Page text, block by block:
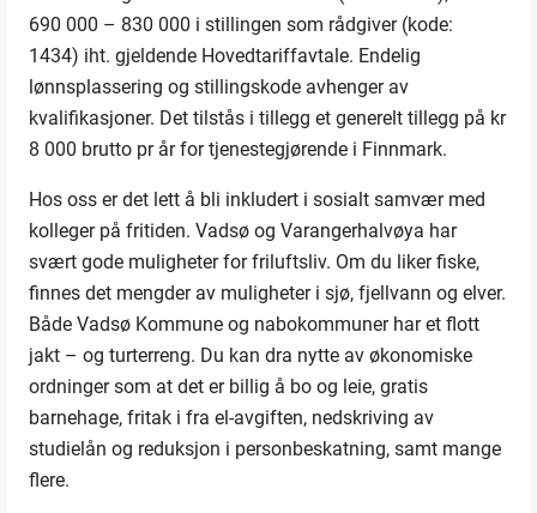
690 000 – 830 000 i stillingen som rådgiver (kode:
1434) iht. gjeldende Hovedtariffavtale. Endelig
lønnsplassering og stillingskode avhenger av
kvalifikasjoner. Det tilstås i tillegg et generelt tillegg på kr
8 000 brutto pr år for tjenestegjørende i Finnmark.
Hos oss er det lett å bli inkludert i sosialt samvær med
kolleger på fritiden. Vadsø og Varangerhalvøya har
svært gode muligheter for friluftsliv. Om du liker fiske,
finnes det mengder av muligheter i sjø, fjellvann og elver.
Både Vadsø Kommune og nabokommuner har et flott
jakt – og turterreng. Du kan dra nytte av økonomiske
ordninger som at det er billig å bo og leie, gratis
barnehage, fritak i fra el-avgiften, nedskriving av
studielån og reduksjon i personbeskatning, samt mange
flere.